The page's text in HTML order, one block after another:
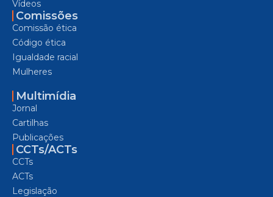
Vídeos
Comissões
Comissão ética
Código ética
Igualdade racial
Mulheres
Multimídia
Jornal
Cartilhas
Publicações
CCTs/ACTs
CCTs
ACTs
Legislação